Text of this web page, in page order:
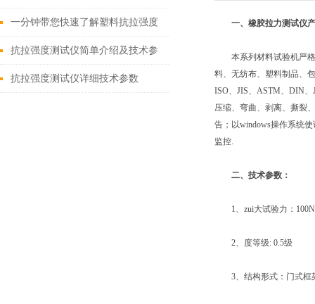
操作流程
一分钟带您快速了解塑料抗拉强度
测试仪的正确用法
抗拉强度测试仪简单介绍及技术参
数
抗拉强度测试仪详细技术参数
一、橡胶拉力测试仪
本系列材料试验机严格
料、无纺布、塑料制品、
ISO、JIS、ASTM、DIN
压缩、弯曲、剥离、撕裂
告；以windows操作系统
监控.
二、技术参数：
1、zui大试验力：100N
2、度等级: 0.5级
3、结构形式：门式框